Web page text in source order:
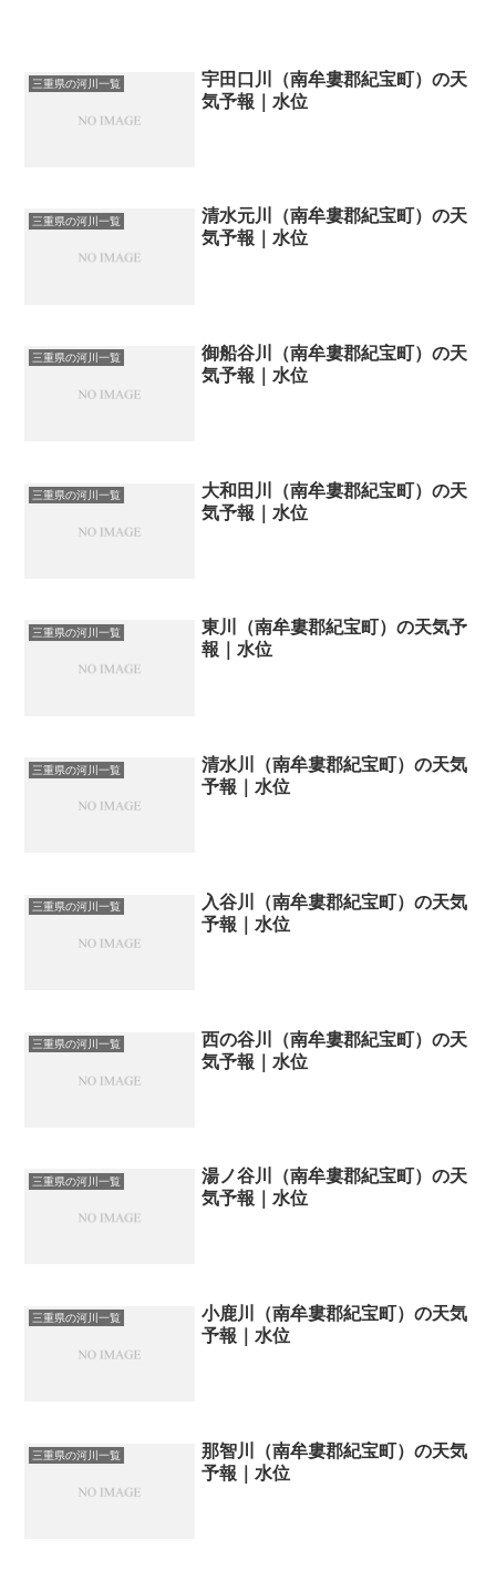
三重県の河川一覧
宇田口川（南牟婁郡紀宝町）の天
気予報｜水位
三重県の河川一覧
清水元川（南牟婁郡紀宝町）の天
気予報｜水位
三重県の河川一覧
御船谷川（南牟婁郡紀宝町）の天
気予報｜水位
三重県の河川一覧
大和田川（南牟婁郡紀宝町）の天
気予報｜水位
三重県の河川一覧
東川（南牟婁郡紀宝町）の天気予
報｜水位
三重県の河川一覧
清水川（南牟婁郡紀宝町）の天気
予報｜水位
三重県の河川一覧
入谷川（南牟婁郡紀宝町）の天気
予報｜水位
三重県の河川一覧
西の谷川（南牟婁郡紀宝町）の天
気予報｜水位
三重県の河川一覧
湯ノ谷川（南牟婁郡紀宝町）の天
気予報｜水位
三重県の河川一覧
小鹿川（南牟婁郡紀宝町）の天気
予報｜水位
三重県の河川一覧
那智川（南牟婁郡紀宝町）の天気
予報｜水位